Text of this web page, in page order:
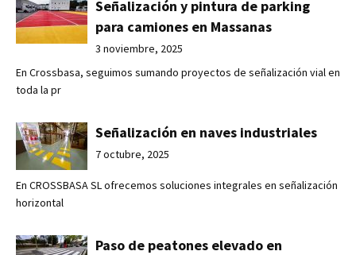
Señalización y pintura de parking
para camiones en Massanas
3 noviembre, 2025
En Crossbasa, seguimos sumando proyectos de señalización vial en
toda la pr
Señalización en naves industriales
7 octubre, 2025
En CROSSBASA SL ofrecemos soluciones integrales en señalización
horizontal
Paso de peatones elevado en